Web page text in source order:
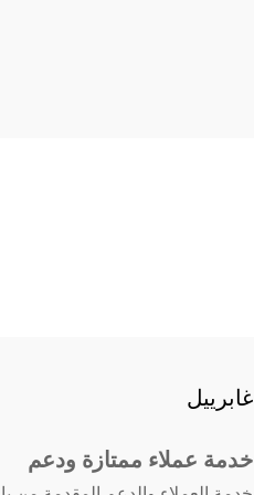
غابرييل
خدمة عملاء ممتازة ودعم